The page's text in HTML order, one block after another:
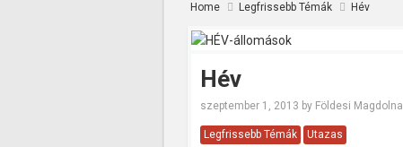
Home Legfrissebb Témák Hév
Hév
szeptember 1, 2013 by Földesi Magdolna
Legfrissebb Témák Utazas